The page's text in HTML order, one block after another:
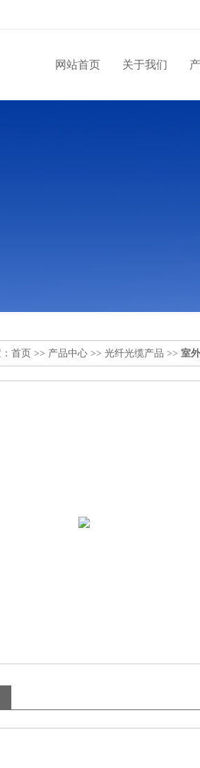
网站首页 关于我们
首页 >> 产品中心 >> 光纤光缆产品 >> 室